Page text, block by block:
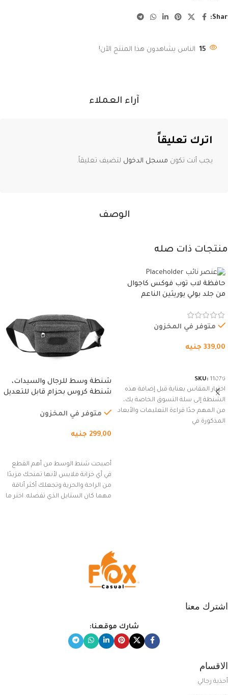
15 الناس يشاهدون هذا المنتج الآن!
الوصف
آراء العملاء
اترك تعليقاً
يجب أنت تكون مسجل الدخول لتضيف تعليقاً.
منتجات ذات صله
حافظة لاب توب فوكس كاجوال
من جلد بولي يوريثين الناعم
وسوستة.
متوفر في المخزون
339,00 جنيه
SKU: 11076
اختيار المقاس بعناية قبل إضافة هذه
الشنطة إلى سلة التسوق الخاصة بك،
من المهم جدًا قراءة التعليمات والأبعاد
المذكورة في
شنطة وسط للرجال والسيدات،
شنطة كروس بحزام قابل للتعديل
السفر، الجري العادي، المشي
(رمادي)
متوفر في المخزون
299,00 جنيه
أصبحت شنط الوسط من أهم القطع
في أي خزانة ملابس لأنها تمنحك مزيدًا
من الراحة والحرية وتجعلك أكثر أناقة
مهما كان الستايل الذي تفضله. اختر ما
اشترك معنا
شارك موقعنا:
الاقسام
أحذية رجالي